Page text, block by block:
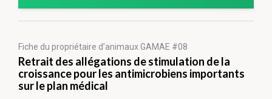
Fiche du propriétaire d’animaux GAMAE #08
Retrait des allégations de stimulation de la
croissance pour les antimicrobiens importants
sur le plan médical